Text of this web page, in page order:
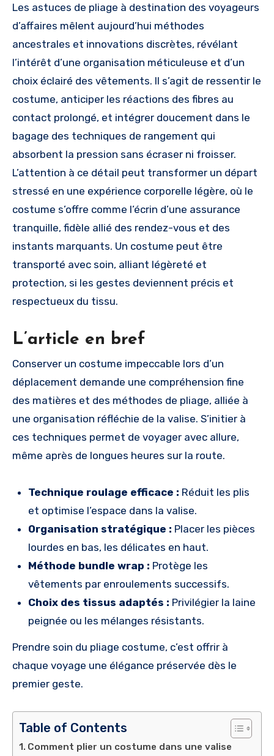
Les astuces de pliage à destination des voyageurs
d’affaires mêlent aujourd’hui méthodes
ancestrales et innovations discrètes, révélant
l’intérêt d’une organisation méticuleuse et d’un
choix éclairé des vêtements. Il s’agit de ressentir le
costume, anticiper les réactions des fibres au
contact prolongé, et intégrer doucement dans le
bagage des techniques de rangement qui
absorbent la pression sans écraser ni froisser.
L’attention à ce détail peut transformer un départ
stressé en une expérience corporelle légère, où le
costume s’offre comme l’écrin d’une assurance
tranquille, fidèle allié des rendez-vous et des
instants marquants. Un costume peut être
transporté avec soin, alliant légèreté et
protection, si les gestes deviennent précis et
respectueux du tissu.
L’article en bref
Conserver un costume impeccable lors d’un
déplacement demande une compréhension fine
des matières et des méthodes de pliage, alliée à
une organisation réfléchie de la valise. S’initier à
ces techniques permet de voyager avec allure,
même après de longues heures sur la route.
Technique roulage efficace : Réduit les plis
et optimise l’espace dans la valise.
Organisation stratégique : Placer les pièces
lourdes en bas, les délicates en haut.
Méthode bundle wrap : Protège les
vêtements par enroulements successifs.
Choix des tissus adaptés : Privilégier la laine
peignée ou les mélanges résistants.
Prendre soin du pliage costume, c’est offrir à
chaque voyage une élégance préservée dès le
premier geste.
Table of Contents
Comment plier un costume dans une valise